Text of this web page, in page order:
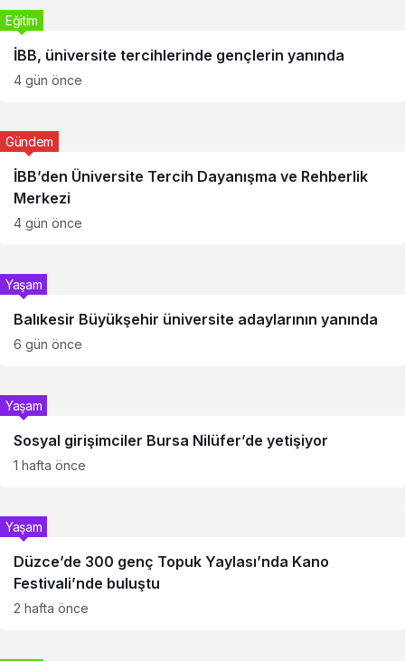
İBB, üniversite tercihlerinde gençlerin yanında
Eğitim
4 gün önce
İBB’den Üniversite Tercih Dayanışma ve Rehberlik
Merkezi
Gündem
4 gün önce
Balıkesir Büyükşehir üniversite adaylarının yanında
Yaşam
6 gün önce
Sosyal girişimciler Bursa Nilüfer’de yetişiyor
Yaşam
1 hafta önce
Düzce’de 300 genç Topuk Yaylası’nda Kano
Festivali’nde buluştu
Yaşam
2 hafta önce